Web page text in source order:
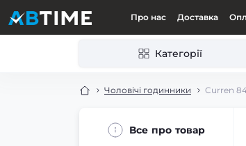
Про нас Доставка
Категорії
Чоловічі годинники Curren
Все про товар